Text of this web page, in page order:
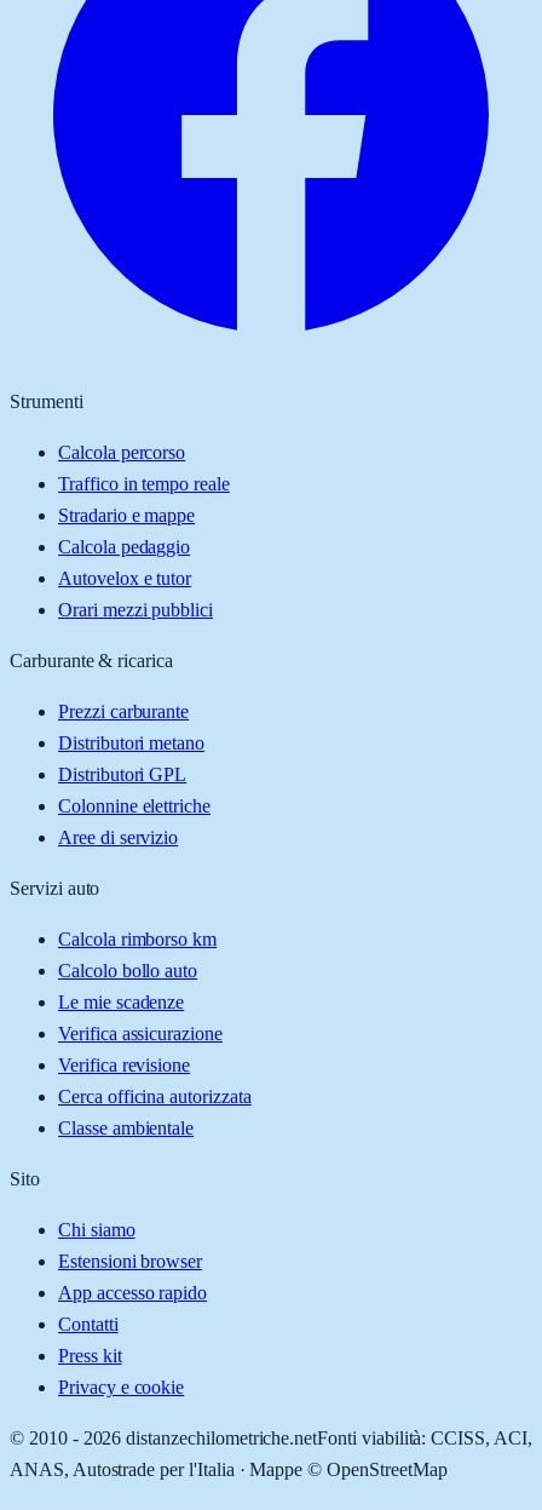
Strumenti
Calcola percorso
Traffico in tempo reale
Stradario e mappe
Calcola pedaggio
Autovelox e tutor
Orari mezzi pubblici
Carburante & ricarica
Prezzi carburante
Distributori metano
Distributori GPL
Colonnine elettriche
Aree di servizio
Servizi auto
Calcola rimborso km
Calcolo bollo auto
Le mie scadenze
Verifica assicurazione
Verifica revisione
Cerca officina autorizzata
Classe ambientale
Sito
Chi siamo
Estensioni browser
App accesso rapido
Contatti
Press kit
Privacy e cookie
© 2010 - 2026 distanzechilometriche.netFonti viabilità: CCISS, ACI,
ANAS, Autostrade per l'Italia · Mappe © OpenStreetMap